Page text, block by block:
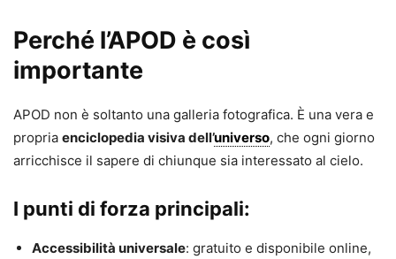
Perché l’APOD è così
importante
APOD non è soltanto una galleria fotografica. È una vera e
propria enciclopedia visiva dell’universo, che ogni giorno
arricchisce il sapere di chiunque sia interessato al cielo.
I punti di forza principali:
Accessibilità universale: gratuito e disponibile online,